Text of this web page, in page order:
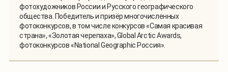
фотохудожников России и Русского географического
общества. Победитель и призёр многочисленных
фотоконкурсов, в том числе конкурсов «Самая красивая
страна», «Золотая черепаха», Global Arctic Awards,
фотоконкурсов «National Geographic Россия».